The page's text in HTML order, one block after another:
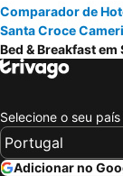
Sampieri, bed
Grammichele, bed
Monterosso Almo, bed
Comparador de
Santa Croce
Bed & Breakfast
Selecione o seu país
Adicionar no